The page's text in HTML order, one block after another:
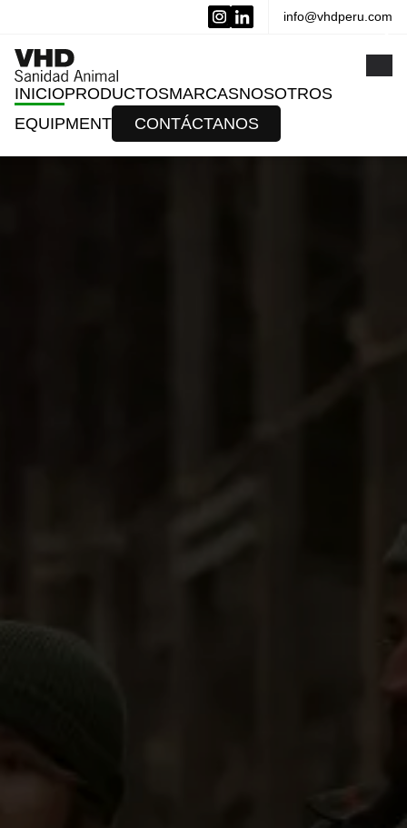
info@vhdperu.com
INICIOPRODUCTOSMARCASNOSOTROS
EQUIPMENT
CONTÁCTANOS